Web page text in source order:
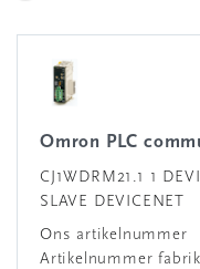
Omron PLC
CJ1WDRM21.1 1
SLAVE DEVICENET
Ons artikelnummer
Artikelnummer